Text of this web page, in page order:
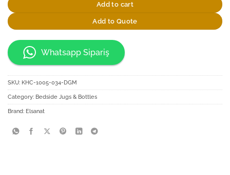
Add to cart
Add to Quote
Whatsapp Sipariş
SKU: KHC-1005-034-DGM
Category: Bedside Jugs & Bottles
Brand: Elsanat